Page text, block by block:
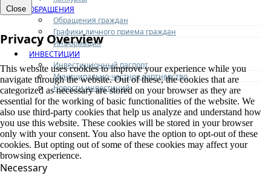
ОБРАЩЕНИЯ
Обращения граждан
Графики личного приема граждан
Информация
ИНВЕСТИЦИИ
Инвестиционный паспорт
Муниципально-частное партнерство
Новости инвестиций
Close
Privacy Overview
This website uses cookies to improve your experience while you
navigate through the website. Out of these, the cookies that are
categorized as necessary are stored on your browser as they are
essential for the working of basic functionalities of the website. We
also use third-party cookies that help us analyze and understand how
you use this website. These cookies will be stored in your browser
only with your consent. You also have the option to opt-out of these
cookies. But opting out of some of these cookies may affect your
browsing experience.
Necessary